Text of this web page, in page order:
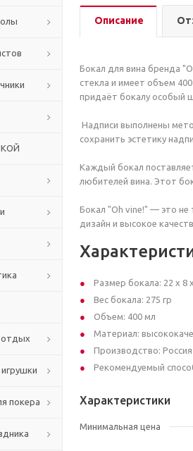
отдых
покера
Описание
Бокал для вина бренда
стекла и имеет объем
придаёт бокалу особый
Надписи выполнены
сохранить эстетику
Каждый бокал
любителей вина. Этот
Бокал "Oh vine!" — это не
дизайн и высокое
Размер бокала: 22 x 8
Вес бокала: 275 гр
Объем: 400 мл
Материал:
Производство: Россия
Рекомендуемый
Характеристики
Минимальная цена